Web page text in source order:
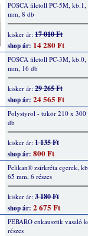
POSCA filctoll PC-5M,
mm, 8 db
kisker ár: 17 010 Ft
shop ár: 14 280 Ft
POSCA filctoll PC-3M,
mm, 16 db
kisker ár: 29 265 Ft
shop ár: 24 565 Ft
Polystyrol - tükör 210 x 300
db
kisker ár: 1 135 Ft
shop ár: 800 Ft
Pelikan® zsírkréta egerek,
65 mm, 6 részes
kisker ár: 3 180 Ft
shop ár: 2 675 Ft
PEBARO enkausztik vasaló
részes